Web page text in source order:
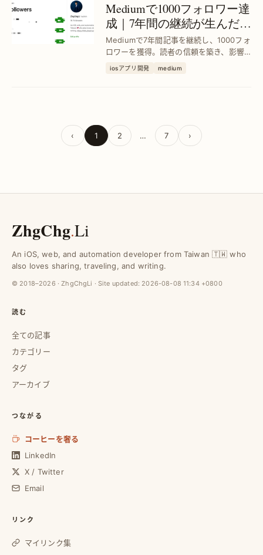
Mediumで1000フォロワー達
成｜7年間の継続が生んだ信
頼と影響力
Mediumで7年間記事を継続し、1000フォ
ロワーを獲得。読者の信頼を築き、影響
力を高める具体的な運営法と成果を解説
iosアプリ開発 medium
‹ 1 2 … 7 ›
ZhgChg.Li
An iOS, web, and automation developer from Taiwan 🇹🇼 who
also loves sharing, traveling, and writing.
© 2018–2026 · ZhgChgLi · Site updated: 2026-08-08 11:34 +0800
読む
全ての記事
カテゴリー
タグ
アーカイブ
つながる
コーヒーを奢る
LinkedIn
X / Twitter
Email
リンク
マイリンク集